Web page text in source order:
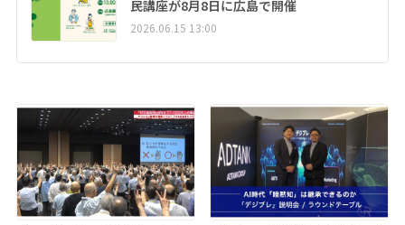
民講座が8月8日に広島で開催
2026.06.15 13:00